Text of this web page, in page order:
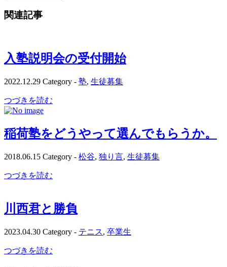
関連記事
入塾説明会の受付開始
2022.12.29 Category - 塾, 生徒募集
つづきを読む
稲荷塾をどうやって選んでもらうか。
2018.06.15 Category - 松谷, 独り言, 生徒募集
つづきを読む
川西君と勝負
2023.04.30 Category - テニス, 卒業生
つづきを読む